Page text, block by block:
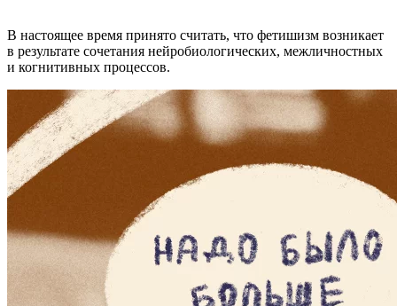
В настоящее время принято считать, что фетишизм возникает
в результате сочетания нейробиологических, межличностных
и когнитивных процессов.